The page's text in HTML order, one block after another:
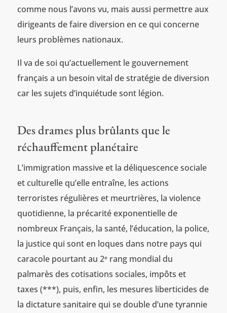
comme nous l’avons vu, mais aussi permettre aux
dirigeants de faire diversion en ce qui concerne
leurs problèmes nationaux.
Il va de soi qu’actuellement le gouvernement
français a un besoin vital de stratégie de diversion
car les sujets d’inquiétude sont légion.
Des drames plus brûlants que le
réchauffement planétaire
L’immigration massive et la déliquescence sociale
et culturelle qu’elle entraîne, les actions
terroristes régulières et meurtrières, la violence
quotidienne, la précarité exponentielle de
nombreux Français, la santé, l’éducation, la police,
la justice qui sont en loques dans notre pays qui
caracole pourtant au 2erang mondial du
palmarès des cotisations sociales, impôts et
taxes (***), puis, enfin, les mesures liberticides de
la dictature sanitaire qui se double d’une tyrannie